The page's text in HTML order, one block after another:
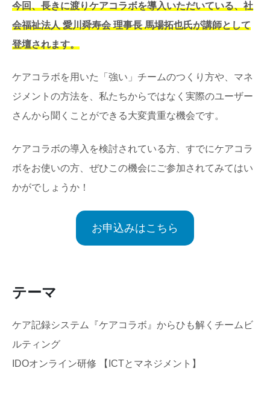
今回、長きに渡りケアコラボを導入いただいている、社
会福祉法人 愛川舜寿会 理事長 馬場拓也氏が講師として
登壇されます。
ケアコラボを用いた「強い」チームのつくり方や、マネ
ジメントの方法を、私たちからではなく実際のユーザー
さんから聞くことができる大変貴重な機会です。
ケアコラボの導入を検討されている方、すでにケアコラ
ボをお使いの方、ぜひこの機会にご参加されてみてはい
かがでしょうか！
お申込みはこちら
テーマ
ケア記録システム『ケアコラボ』からひも解くチームビ
ルティング
IDOオンライン研修 【ICTとマネジメント】